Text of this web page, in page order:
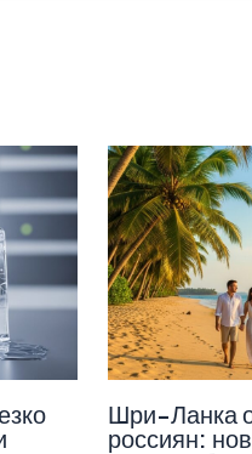
Шри-Ланка
россиян: